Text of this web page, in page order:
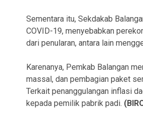
Sementara itu, Sekdakab
COVID-19, menyebabkan
dari penularan, antara lain
Karenanya, Pemkab Balangan
massal, dan pembagian paket
Terkait penanggulangan inflasi
kepada pemilik pabrik padi.